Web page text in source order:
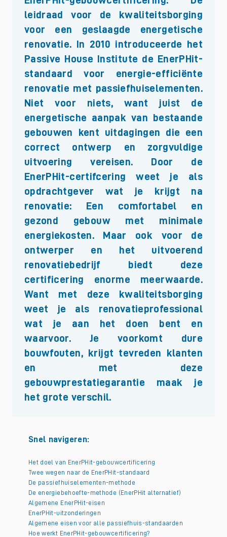
leidraad voor de kwaliteitsborging
voor een geslaagde energetische
renovatie. In 2010 introduceerde het
Passive House Institute de EnerPHit-
standaard voor energie-efficiënte
renovatie met passiefhuiselementen.
Niet voor niets, want juist de
energetische aanpak van bestaande
gebouwen kent uitdagingen die een
correct ontwerp en zorgvuldige
uitvoering vereisen. Door de
EnerPHit-certifcering weet je als
opdrachtgever wat je krijgt na
renovatie: Een comfortabel en
gezond gebouw met minimale
energiekosten. Maar ook voor de
ontwerper en het uitvoerend
renovatiebedrijf biedt deze
certificering enorme meerwaarde.
Want met deze kwaliteitsborging
weet je als renovatieprofessional
wat je aan het doen bent en
waarvoor. Je voorkomt dure
bouwfouten, krijgt tevreden klanten
en met deze
gebouwprestatiegarantie maak je
het grote verschil.
Snel navigeren:
Het doel van EnerPHit-gebouwcertificering
Twee wegen naar de EnerPHit-standaard
De passiefhuiselementen-methode
De energiebehoefte-methode (EnerPHit alternatief)
Algemene EnerPHit-eisen
EnerPHit-uitzonderingen
Algemene eisen voor alle passiefhuis-standaarden
Hoe werkt EnerPHit-gebouwcertificering?